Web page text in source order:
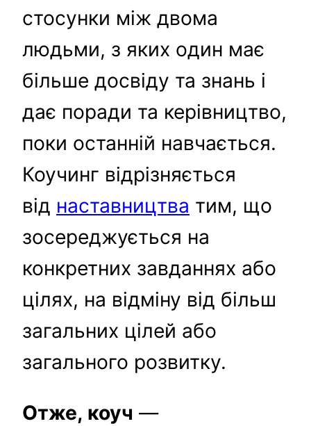
стосунки між двома
людьми, з яких один має
більше досвіду та знань і
дає поради та керівництво,
поки останній навчається.
Коучинг відрізняється
від наставництва тим, що
зосереджується на
конкретних завданнях або
цілях, на відміну від більш
загальних цілей або
загального розвитку.
Отже, коуч —